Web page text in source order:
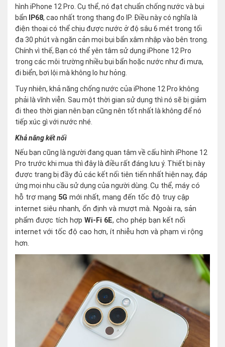
hình iPhone 12 Pro. Cụ thể, nó đạt chuẩn chống nước và bụi
bẩn
IP68, cao nhất trong thang đo IP. Điều này có nghĩa là
điện thoại có thể chịu được nước ở độ sâu 6 mét trong tối
đa 30 phút và ngăn cản mọi bụi bẩn xâm nhập vào bên trong.
Chính vì thế, Bạn có thể yên tâm sử dụng iPhone 12 Pro
trong các môi trường nhiều bụi bẩn hoặc nước như đi mưa,
đi biển, bơi lội mà không lo hư hỏng.
Tuy nhiên, khả năng chống nước của iPhone 12 Pro không
phải là vĩnh viễn. Sau một thời gian sử dụng thì nó sẽ bị giảm
đi theo thời gian nên bạn cũng nên tốt nhất là không để nó
tiếp xúc gì với nước nhé.
Khả năng kết nối
Nếu bạn cũng là người đang quan tâm về cấu hình iPhone 12
Pro trước khi mua thì đây là điều rất đáng lưu ý. Thiết bị này
được trang bị đầy đủ các kết nối tiên tiến nhất hiện nay, đáp
ứng mọi nhu cầu sử dụng của người dùng. Cụ thể, máy có
hỗ trợ mạng 5G mới nhất, mang đến tốc độ truy cập
internet siêu nhanh, ổn định và mượt mà. Ngoài ra, sản
phẩm được tích hợp Wi-Fi 6E, cho phép bạn kết nối
internet với tốc độ cao hơn, ít nhiễu hơn và phạm vi rộng
hơn.